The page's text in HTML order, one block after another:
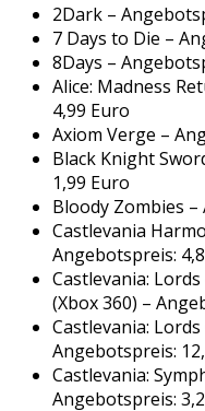
2Dark –
7 Days to Die –
8Days –
Alice: Madness
4,99 Euro
Axiom Verge –
Black Knight
1,99 Euro
Bloody Zombies
Castlevania
Angebotspreis:
Castlevania:
(Xbox 360) –
Castlevania:
Angebotspreis:
Castlevania:
Angebotspreis: